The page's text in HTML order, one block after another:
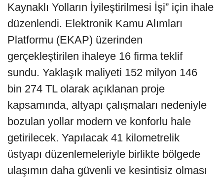
Kaynaklı Yolların İyileştirilmesi İşi” için ihale
düzenlendi. Elektronik Kamu Alımları
Platformu (EKAP) üzerinden
gerçekleştirilen ihaleye 16 firma teklif
sundu. Yaklaşık maliyeti 152 milyon 146
bin 274 TL olarak açıklanan proje
kapsamında, altyapı çalışmaları nedeniyle
bozulan yollar modern ve konforlu hale
getirilecek. Yapılacak 41 kilometrelik
üstyapı düzenlemeleriyle birlikte bölgede
ulaşımın daha güvenli ve kesintisiz olması